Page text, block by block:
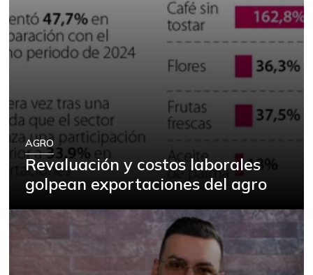
AGRO
Revaluación y costos laborales
golpean exportaciones del agro